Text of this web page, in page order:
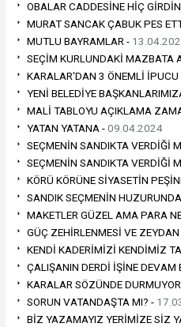
OBALAR CADDESİNE HİÇ
MURAT SANCAK ÇABUK PES
MUTLU BAYRAMLAR -
SEÇİM KURLUNDAKİ MAZBATA
KARALAR'DAN 3 ÖNEMLİ İPUCU
YENİ BELEDİYE
MALİ TABLOYU AÇIKLAMA
YATAN YATANA -09.04.2024
SEÇMENİN SANDIKTA VERDİĞİ
SEÇMENİN SANDIKTA VERDİĞİ
KÖRÜ KÖRÜNE SİYASETİN
SANDIK SEÇMENİN
MAKETLER GÜZEL AMA PARA
GÜÇ ZEHİRLENMESİ VE
KENDİ KADERİMİZİ KENDİMİZ
ÇALIŞANIN DERDİ İŞİNE DEVAM
KARALAR SÖZÜNDE
SORUN VATANDAŞTA MI? -
BİZ YAZAMAYIZ YERİMİZE SİZ